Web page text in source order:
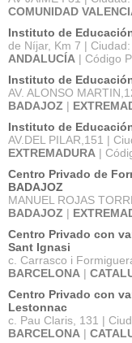
COMUNIDAD
Instituto de
de Níjar, Km 7 | Ciudad:
ANDALUCÍA | Código
Instituto de
AV. ALONSO
BADAJOZ |
Instituto de
AV.DEL PILAR,151 |
EXTREMADURA |
Centro Privado de
BADAJOZ
MANUEL ROJAS
BADAJOZ |
Centro Privado con
Sant Ignasi
c. Carrasco i
BARCELONA |
Centro Privado con
Lestonnac
c. Pau Claris, 131 |
BARCELONA |